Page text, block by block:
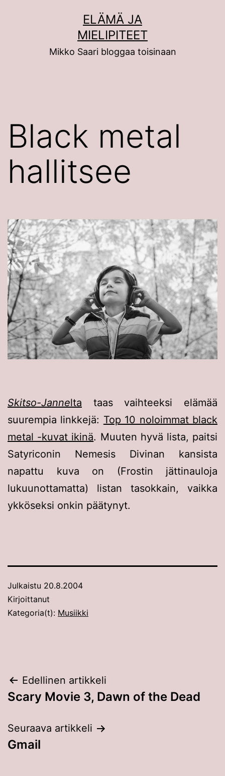
ELÄMÄ JA
MIELIPITEET
Mikko Saari bloggaa toisinaan
Black metal
hallitsee
Skitso-Jannelta taas vaihteeksi elämää
suurempia linkkejä: Top 10 noloimmat black
metal -kuvat ikinä. Muuten hyvä lista, paitsi
Satyriconin Nemesis Divinan kansista
napattu kuva on (Frostin jättinauloja
lukuunottamatta) listan tasokkain, vaikka
ykköseksi onkin päätynyt.
Julkaistu 20.8.2004
Kirjoittanut
Kategoria(t): Musiikki
Artikkelien
selaus
Edellinen artikkeli
Scary Movie 3, Dawn of the Dead
Seuraava artikkeli
Gmail